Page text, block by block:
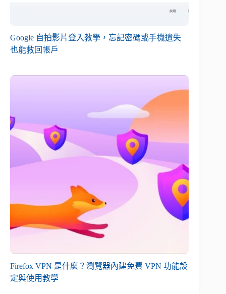
Google 自拍影片登入教學，忘記密碼或手機遺失
也能救回帳戶
Firefox VPN 是什麼？瀏覽器內建免費 VPN 功能設
定與使用教學